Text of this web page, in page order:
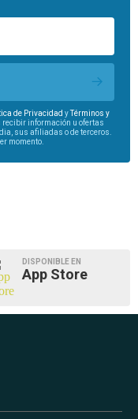
de Privacidad yTérminos y
recibir información u ofertas
sus afiliadas o de terceros.
momento.
DISPONIBLE EN
App Store